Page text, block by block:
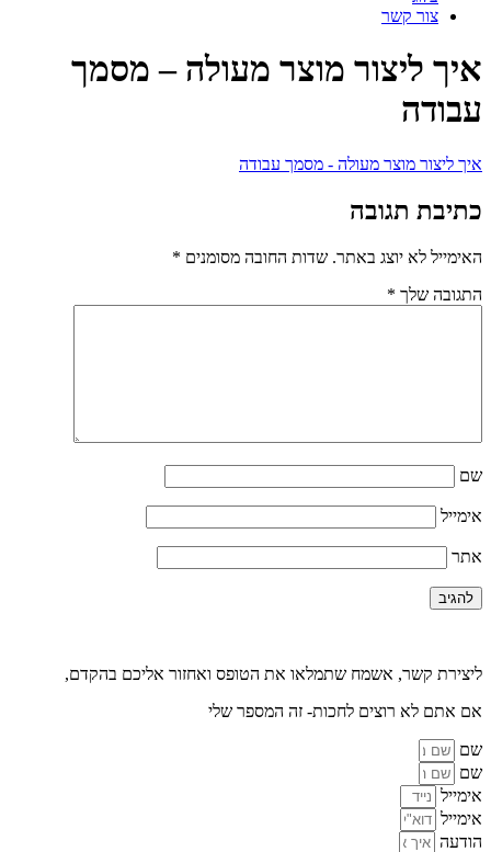
צור קשר
איך ליצור מוצר מעולה – מסמך
עבודה
איך ליצור מוצר מעולה - מסמך עבודה
כתיבת תגובה
האימייל לא יוצג באתר. שדות החובה מסומנים *
התגובה שלך *
שם
אימייל
אתר
ליצירת קשר, אשמח שתמלאו את הטופס ואחזור אליכם בהקדם,
אם אתם לא רוצים לחכות- זה המספר שלי
שם
שם
אימייל
אימייל
הודעה